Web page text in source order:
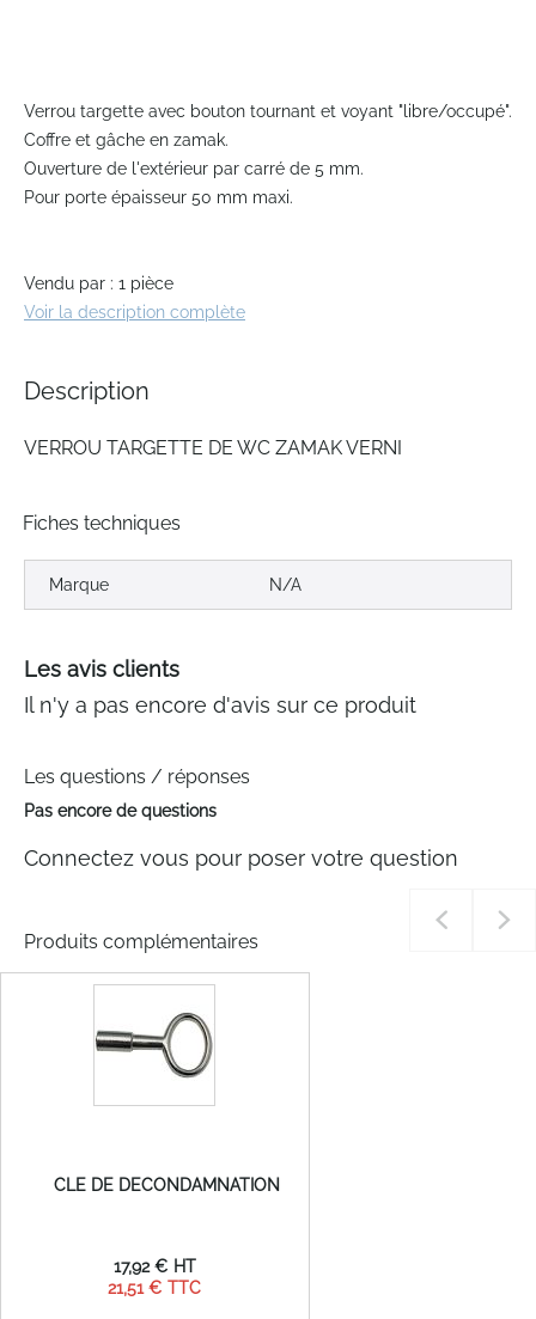
to
the
beginning
of
the
Verrou targette avec bouton tournant et voyant "libre/occupé".
Coffre et gâche en zamak.
Ouverture de l'extérieur par carré de 5 mm.
Pour porte épaisseur 50 mm maxi.
Vendu par : 1 pièce
Voir la description complète
Description
VERROU TARGETTE DE WC ZAMAK VERNI
Fiches techniques
Marque N/A
Les avis clients
Il n'y a pas encore d'avis sur ce produit
Les questions / réponses
Pas encore de questions
Connectez vous pour poser votre question
Produits complémentaires
CLE DE DECONDAMNATION
21,51 €
17,92 €